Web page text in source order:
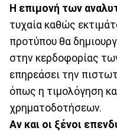
Η επιμονή των
τυχαία καθώς
προτύπου θα
στην κερδοφορίας
επηρεάσει την
όπως η τιμολόγηση
χρηματοδοτήσεων.
Αν και οι ξένοι